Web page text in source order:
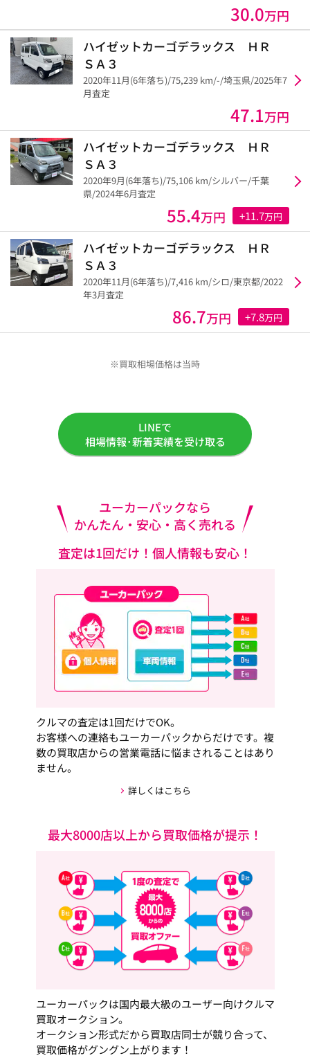
30.0万円
ハイゼットカーゴデラックス ＨＲ
ＳＡ３
2020年11月(6年落ち)/75,239 km/-/埼玉県/2025年7
月査定
47.1万円
ハイゼットカーゴデラックス ＨＲ
ＳＡ３
2020年9月(6年落ち)/75,106 km/シルバー/千葉
県/2024年6月査定
55.4万円 +11.7万円
ハイゼットカーゴデラックス ＨＲ
ＳＡ３
2020年11月(6年落ち)/7,416 km/シロ/東京都/2022
年3月査定
86.7万円 +7.8万円
※買取相場価格は当時
LINEで
相場情報･新着実績を受け取る
ユーカーパックなら
かんたん・安心・高く売れる
査定は1回だけ！個人情報も安心！
クルマの査定は1回だけでOK。
お客様への連絡もユーカーパックからだけです。複
数の買取店からの営業電話に悩まされることはあり
ません。
詳しくはこちら
最大8000店以上から買取価格が提示！
ユーカーパックは国内最大級のユーザー向けクルマ
買取オークション。
オークション形式だから買取店同士が競り合って、
買取価格がグングン上がります！